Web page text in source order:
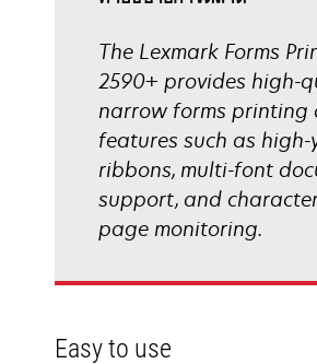
The Lexmark Forms
2590+ provides high-
narrow forms printing
features such as
ribbons, multi-font
support, and
page monitoring.
Easy to use